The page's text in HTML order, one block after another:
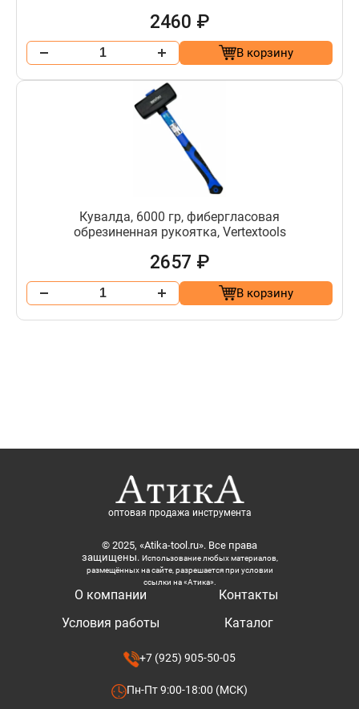
2460 ₽
В корзину
Кувалда, 6000 гр, фибергласовая
обрезиненная рукоятка, Vertextools
2657 ₽
В корзину
оптовая продажа инструмента
© 2025, «Atika-tool.ru». Все права
защищены. Использование любых материалов,
размещённых на сайте, разрешается при условии
ссылки на «Атика».
О компании
Условия работы
Контакты
Каталог
+7 (925) 905-50-05
Пн-Пт 9:00-18:00 (МСК)